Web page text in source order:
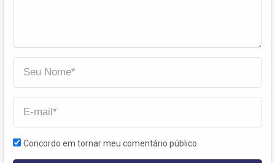
Concordo em tornar meu comentário público